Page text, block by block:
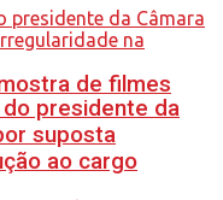
de filmes
do presidente da
suposta
ao cargo